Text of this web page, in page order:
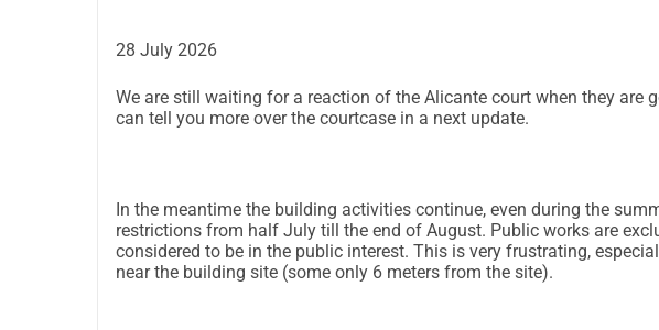
28 July 2026
We are still waiting for a reaction of the Alicante court when they are
can tell you more over the courtcase in a next update.
In the meantime the building activities continue, even during the
restrictions from half July till the end of August. Public works are
considered to be in the public interest. This is very frustrating,
near the building site (some only 6 meters from the site).